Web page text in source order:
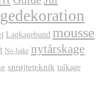
Lagkagebund mousse
No-bake nytårskage
sprøjteteknik talkage